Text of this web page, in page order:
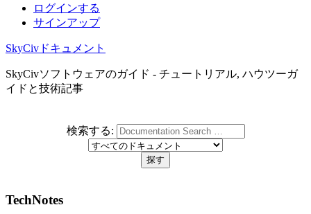
ログインする
サインアップ
SkyCivドキュメント
SkyCivソフトウェアのガイド - チュートリアル, ハウツーガ
イドと技術記事
検索する:
TechNotes